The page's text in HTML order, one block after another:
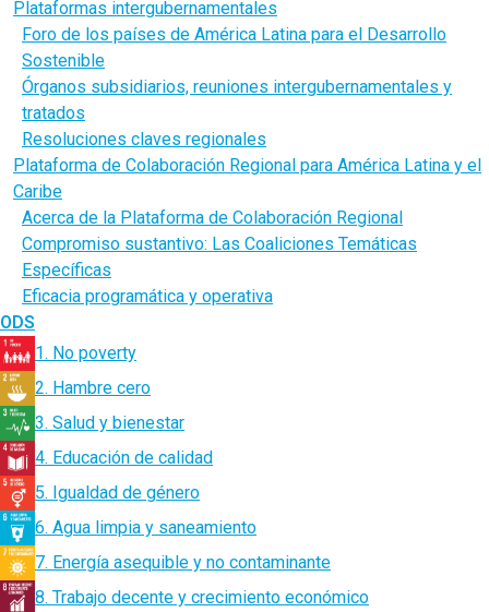
Plataformas intergubernamentales
Foro de los países de América Latina para el Desarrollo
Sostenible
Órganos subsidiarios, reuniones intergubernamentales y
tratados
Resoluciones claves regionales
Plataforma de Colaboración Regional para América Latina y el
Caribe
Acerca de la Plataforma de Colaboración Regional
Compromiso sustantivo: Las Coaliciones Temáticas
Específicas
Eficacia programática y operativa
ODS
1. No poverty
2. Hambre cero
3. Salud y bienestar
4. Educación de calidad
5. Igualdad de género
6. Agua limpia y saneamiento
7. Energía asequible y no contaminante
8. Trabajo decente y crecimiento económico